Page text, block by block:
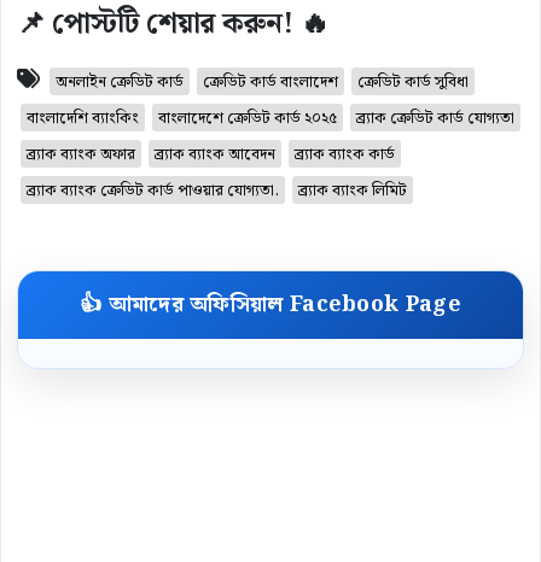
📌 পোস্টটি শেয়ার করুন! 🔥
অনলাইন ক্রেডিট কার্ড ক্রেডিট কার্ড বাংলাদেশ
ক্রেডিট কার্ড সুবিধা
বাংলাদেশি ব্যাংকিং
বাংলাদেশে ক্রেডিট কার্ড ২০২৫
ব্র্যাক ক্রেডিট কার্ড যোগ্যতা
ব্র্যাক ব্যাংক অফার
ব্র্যাক ব্যাংক আবেদন
ব্র্যাক ব্যাংক কার্ড
ব্র্যাক ব্যাংক ক্রেডিট কার্ড পাওয়ার যোগ্যতা.
ব্র্যাক ব্যাংক লিমিট
👍 আমাদের অফিসিয়াল Facebook Page